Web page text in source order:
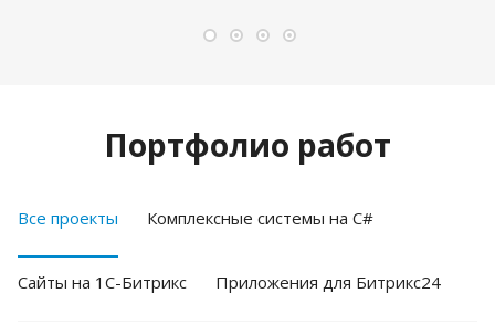
Портфолио работ
Все проекты Комплексные системы на C#
Cайты на 1С-Битрикс Приложения для Битрикс24